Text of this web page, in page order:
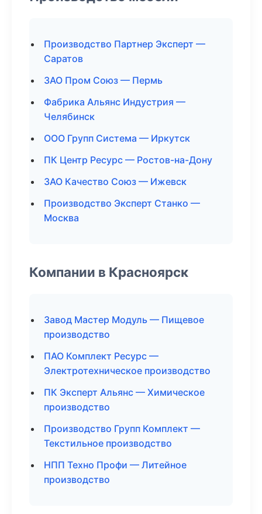
Производство Партнер Эксперт —
Саратов
ЗАО Пром Союз — Пермь
Фабрика Альянс Индустрия —
Челябинск
ООО Групп Система — Иркутск
ПК Центр Ресурс — Ростов-на-Дону
ЗАО Качество Союз — Ижевск
Производство Эксперт Станко —
Москва
Компании в Красноярск
Завод Мастер Модуль — Пищевое
производство
ПАО Комплект Ресурс —
Электротехническое производство
ПК Эксперт Альянс — Химическое
производство
Производство Групп Комплект —
Текстильное производство
НПП Техно Профи — Литейное
производство